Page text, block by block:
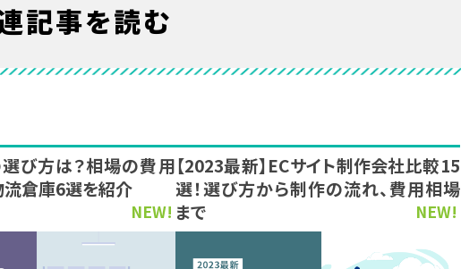
記事を読む
び方は？相場の費用
倉庫6選を紹介
NEW!
【2023最新】ECサイト制作会社比較15
選！選び方から制作の流れ、費用相場
まで
NEW!